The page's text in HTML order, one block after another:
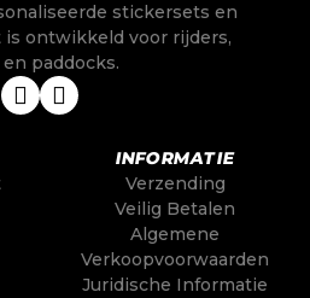
stickersets en
ontwikkeld voor rijders,
paddocks.
INFORMATIE
Verzending
Veilig Betalen
Algemene
Verkoopvoorwaarden
Juridische Informatie